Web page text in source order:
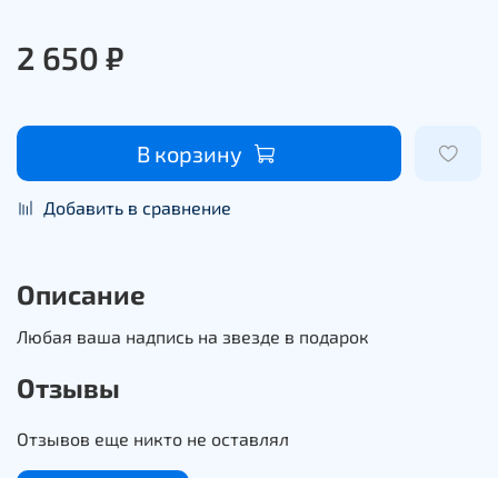
2 650 ₽
В корзину
Добавить в сравнение
Описание
Любая ваша надпись на звезде в подарок
Отзывы
Отзывов еще никто не оставлял